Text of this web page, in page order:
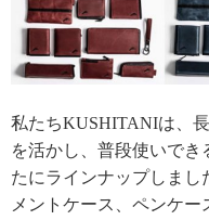
私たちKUSHITANIは、
を活かし、普段使いで
たにラインナップしま
メントケース、ペンケー